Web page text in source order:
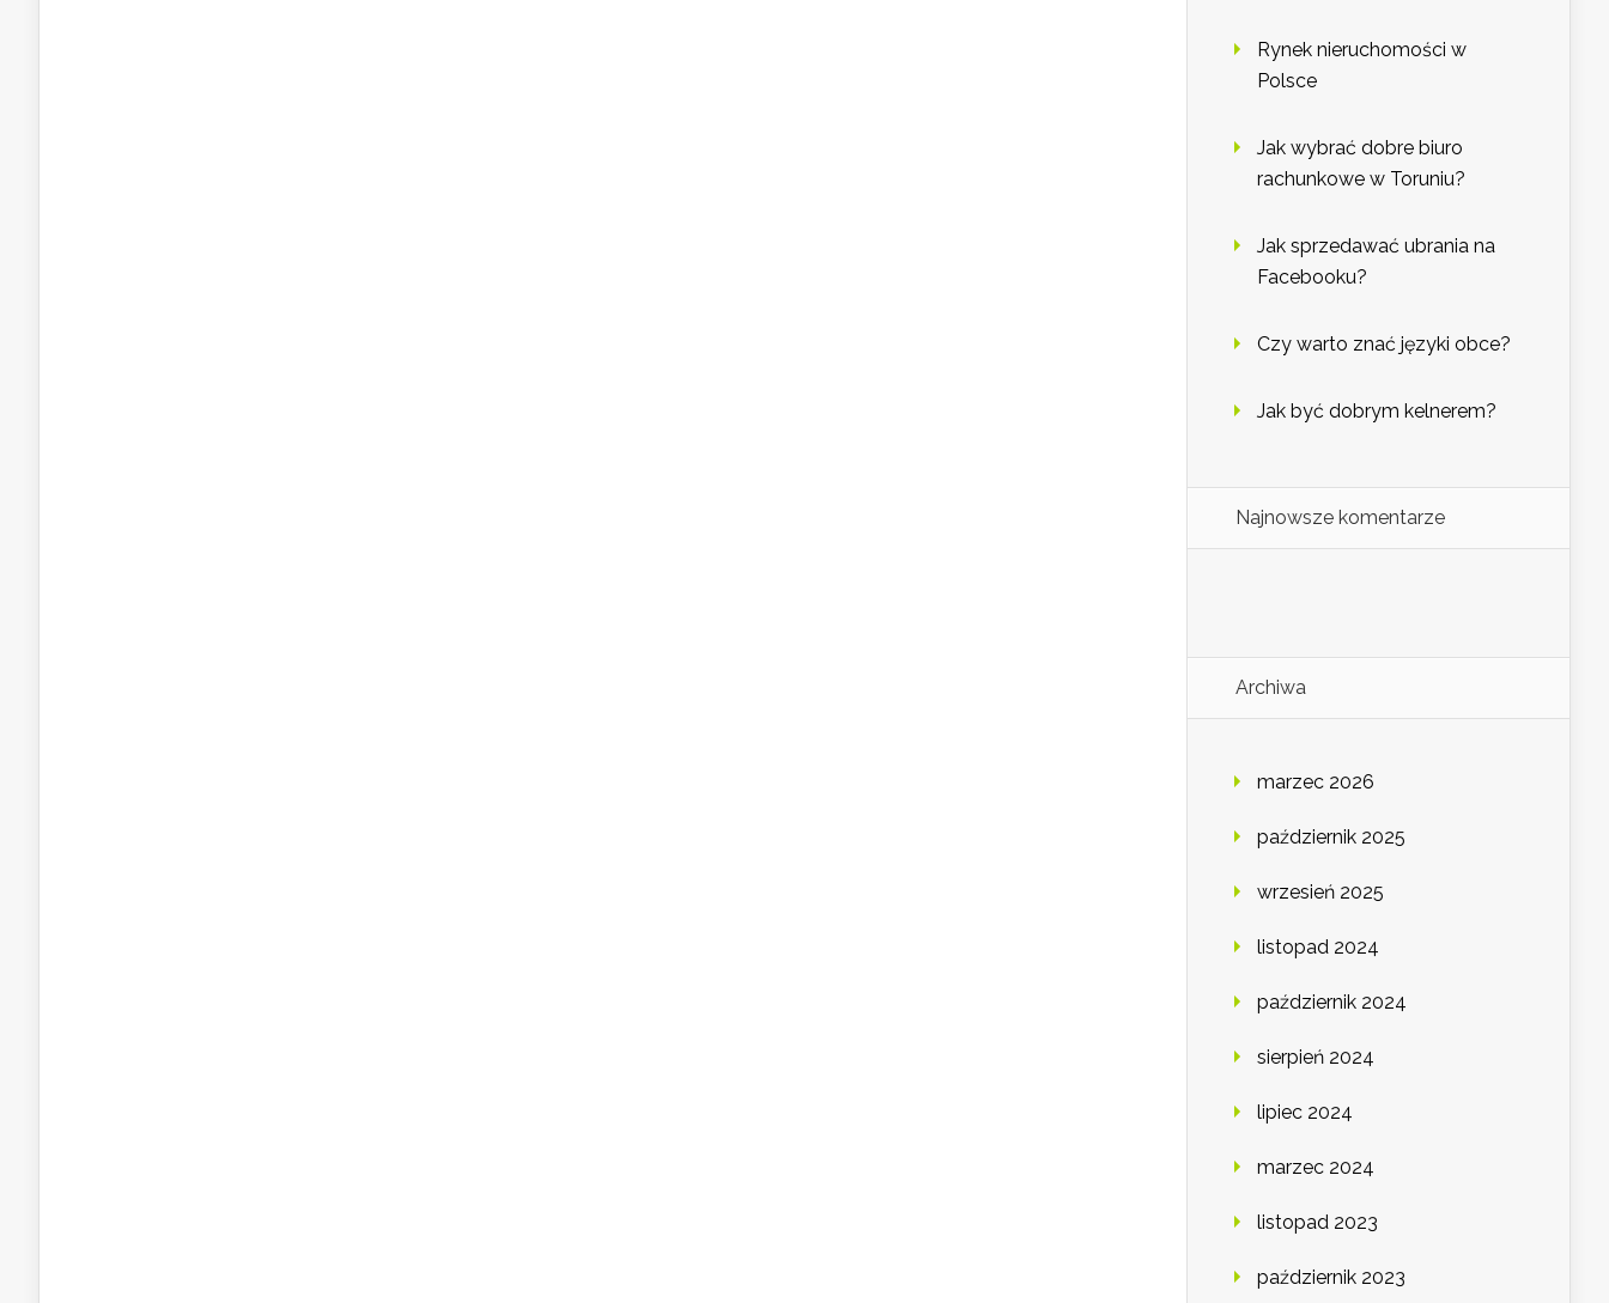
Rynek nieruchomości w
Polsce
Jak wybrać dobre biuro
rachunkowe w Toruniu?
Jak sprzedawać ubrania na
Facebooku?
Czy warto znać języki obce?
Jak być dobrym kelnerem?
Najnowsze komentarze
Archiwa
marzec 2026
październik 2025
wrzesień 2025
listopad 2024
październik 2024
sierpień 2024
lipiec 2024
marzec 2024
listopad 2023
październik 2023